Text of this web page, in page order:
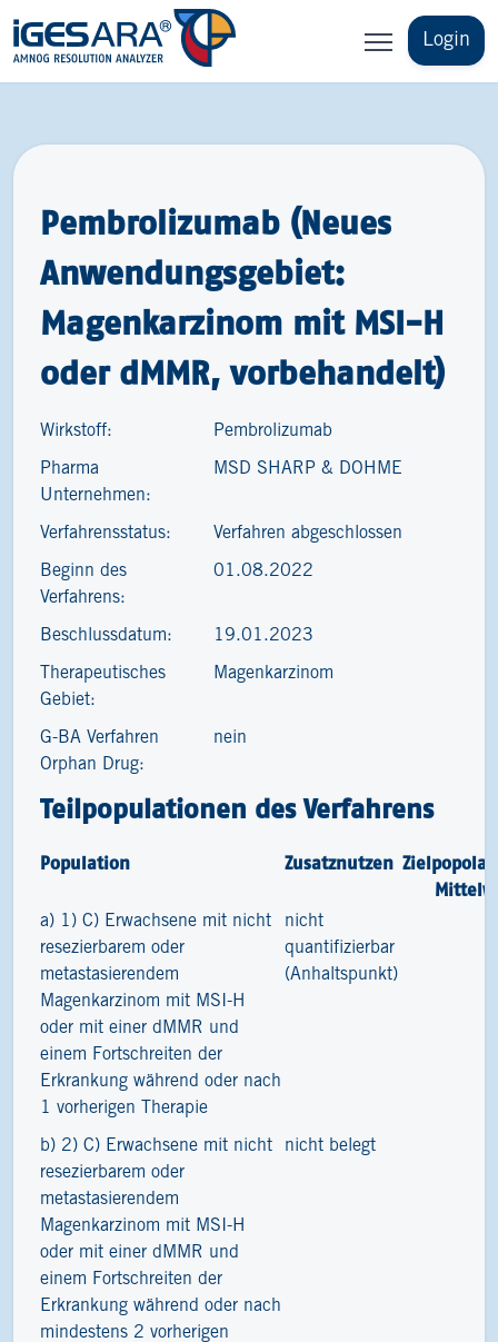
Login
Pembrolizumab (Neues
Anwendungsgebiet:
Magenkarzinom mit MSI-H
oder dMMR, vorbehandelt)
Wirkstoff: Pembrolizumab
Pharma
Unternehmen:
MSD SHARP & DOHME
Verfahrensstatus: Verfahren abgeschlossen
Beginn des
Verfahrens:
01.08.2022
Beschlussdatum: 19.01.2023
Therapeutisches
Gebiet:
Magenkarzinom
G-BA Verfahren
Orphan Drug:
nein
Teilpopulationen des Verfahrens
Population Zusatznutzen
a) 1) C) Erwachsene mit nicht
resezierbarem oder
metastasierendem
Magenkarzinom mit MSI-H
oder mit einer dMMR und
einem Fortschreiten der
Erkrankung während oder nach
1 vorherigen Therapie
nicht
quantifizierbar
(Anhaltspunkt)
b) 2) C) Erwachsene mit nicht
resezierbarem oder
metastasierendem
Magenkarzinom mit MSI-H
oder mit einer dMMR und
einem Fortschreiten der
Erkrankung während oder nach
mindestens 2 vorherigen
nicht belegt